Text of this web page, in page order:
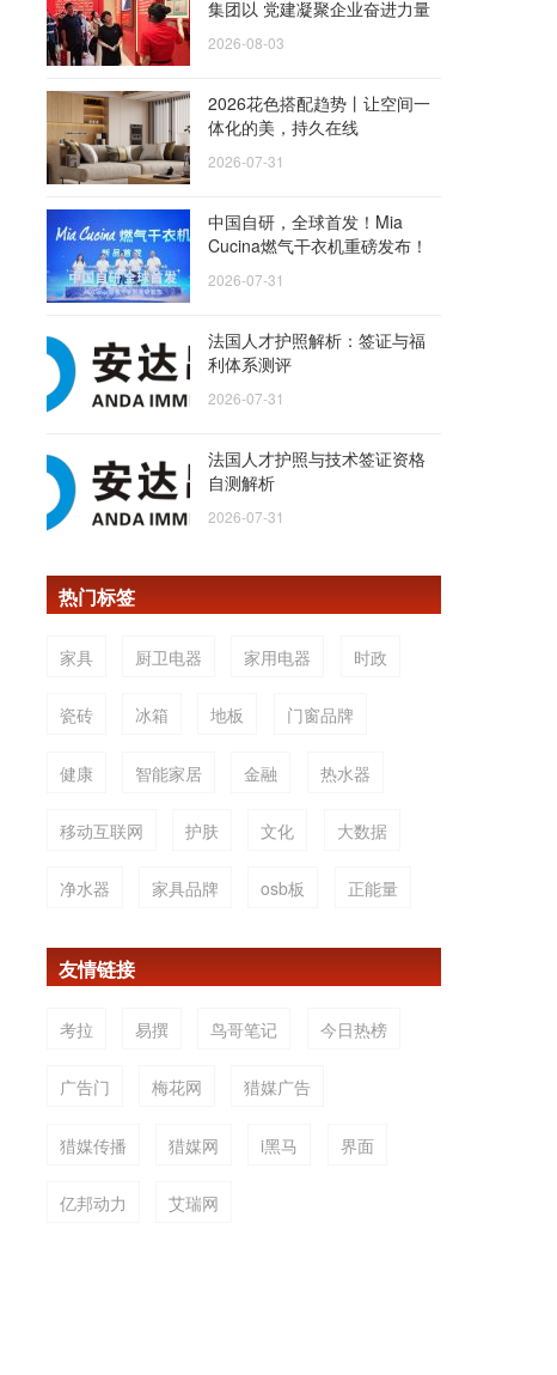
集团以 党建凝聚企业奋进力量
2026-08-03
2026花色搭配趋势丨让空间一
体化的美，持久在线
2026-07-31
中国自研，全球首发！Mia
Cucina燃气干衣机重磅发布！
2026-07-31
法国人才护照解析：签证与福
利体系测评
2026-07-31
法国人才护照与技术签证资格
自测解析
2026-07-31
热门标签
家具 厨卫电器 家用电器 时政
瓷砖 冰箱 地板 门窗品牌
健康 智能家居 金融 热水器
移动互联网 护肤 文化 大数据
净水器 家具品牌 osb板 正能量
友情链接
考拉 易撰 鸟哥笔记 今日热榜
广告门 梅花网 猎媒广告
猎媒传播 猎媒网 i黑马 界面
亿邦动力 艾瑞网